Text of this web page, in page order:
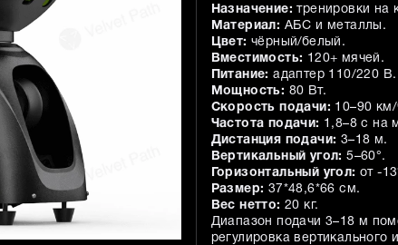
Назначение: тренировки на
Материал: АБС и металлы.
Цвет: чёрный/белый.
Вместимость: 120+ мячей.
Питание: адаптер 110/220 В.
Мощность: 80 Вт.
Скорость подачи: 10–90 км/
Частота подачи: 1,8–8 с на
Дистанция подачи: 3–18 м.
Вертикальный угол: 5–60°.
Горизонтальный угол: от -
Размер: 37*48,6*66 см.
Вес нетто: 20 кг.
Диапазон подачи 3–18 м
регулировка вертикального